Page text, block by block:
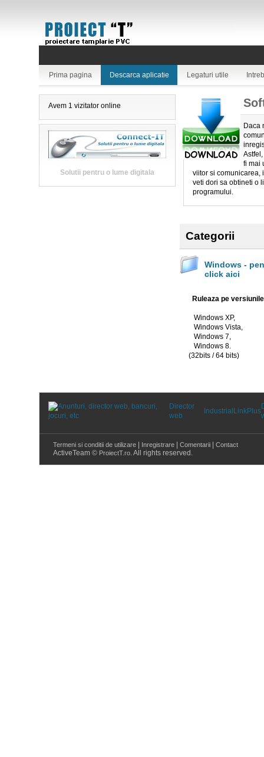
Prima pagina Descarca aplicatie Legaturi utile
Avem 1 vizitator online
Solutii pentru o lume digitala
Daca
fi mai
viitor si comunicarea,
veti dori sa obtineti o
programului.
Categorii
Windows -
click aici
Ruleaza pe
Windows XP,
Windows Vista,
Windows 7,
Windows 8.
(32bits / 64 bits)
Director
web
Industrial LinkPlus
Termeni si conditii de utilizare| Inregistrare| Comentarii| Contact
ActiveTeam © ProiectT.ro. All rights reserved.